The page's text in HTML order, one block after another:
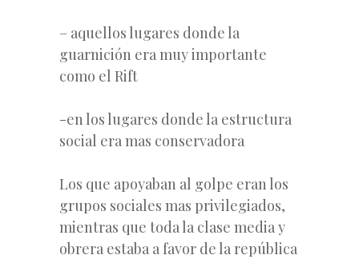
– aquellos lugares donde la
guarnición era muy importante
como el Rift
-en los lugares donde la estructura
social era mas conservadora
Los que apoyaban al golpe eran los
grupos sociales mas privilegiados,
mientras que toda la clase media y
obrera estaba a favor de la república